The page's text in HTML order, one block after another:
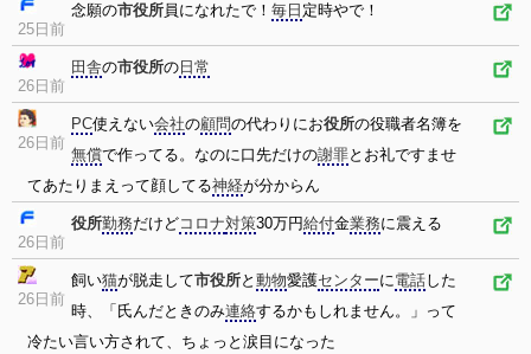
25日前
念願の市役所員になれたで！ 毎日 定時やで！
26日前
田舎の市役所の 日常
26日前
PC使えない会社の顧問の代わりにお役所の役職者名簿を
無償で作ってる。なのに口先だけの謝罪とお礼ですませ
てあたりまえって顔してる神経が分からん
26日前
役所勤務だけどコロナ対策30万円給付金業務に震える
26日前
飼い猫が脱走して市役所と 動物愛護センターに電話した
時、「氏んだときのみ連絡するかもしれません。」って
冷たい言い方されて、ちょっと涙目になった